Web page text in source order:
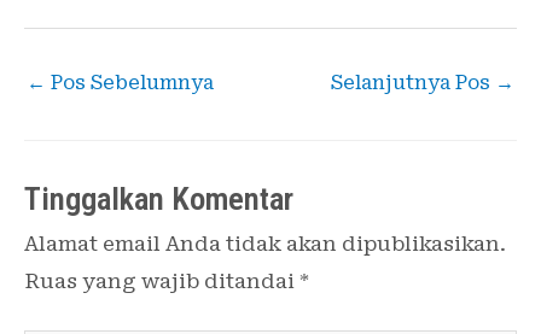
← Pos Sebelumnya Selanjutnya Pos →
Tinggalkan Komentar
Alamat email Anda tidak akan dipublikasikan.
Ruas yang wajib ditandai *